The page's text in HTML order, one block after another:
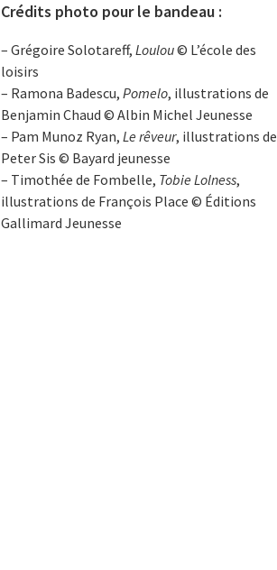
Crédits photo pour le bandeau :
– Grégoire Solotareff, Loulou© L’école des
loisirs
– Ramona Badescu, Pomelo, illustrations de
Benjamin Chaud © Albin Michel Jeunesse
– Pam Munoz Ryan, Le rêveur, illustrations de
Peter Sis © Bayard jeunesse
– Timothée de Fombelle, Tobie Lolness,
illustrations de François Place © Éditions
Gallimard Jeunesse